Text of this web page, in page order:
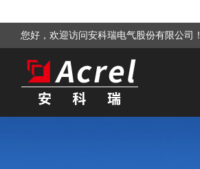
您好，欢迎访问安科瑞电气股份有限公司！